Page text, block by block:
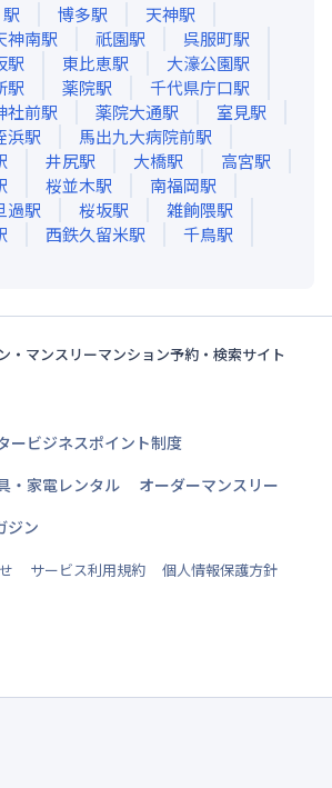
駅 博多駅 天神駅
神南駅 祇園駅 呉服町駅
駅 東比恵駅 大濠公園駅
駅 薬院駅 千代県庁口駅
社前駅 薬院大通駅 室見駅
浜駅 馬出九大病院前駅
井尻駅 大橋駅 高宮駅
桜並木駅 南福岡駅
過駅 桜坂駅 雑餉隈駅
西鉄久留米駅 千鳥駅
・マンスリーマンション予約・検索サイト
ービジネスポイント制度
・家電レンタル
オーダーマンスリー
ジン
サービス利用規約
個人情報保護方針